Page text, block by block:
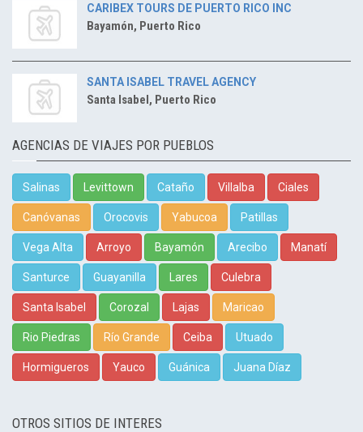
CARIBEX TOURS DE PUERTO RICO INC
Bayamón, Puerto Rico
SANTA ISABEL TRAVEL AGENCY
Santa Isabel, Puerto Rico
AGENCIAS DE VIAJES POR PUEBLOS
Salinas Levittown Cataño Villalba Ciales
Canóvanas Orocovis Yabucoa Patillas
Vega Alta Arroyo Bayamón Arecibo Manatí
Santurce Guayanilla Lares Culebra
Santa Isabel Corozal Lajas Maricao
Rio Piedras Río Grande Ceiba Utuado
Hormigueros Yauco Guánica Juana Díaz
OTROS SITIOS DE INTERES